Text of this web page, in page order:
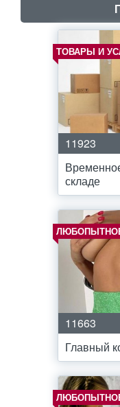
ТОВАРЫ И
11923
складе
11663
Главный